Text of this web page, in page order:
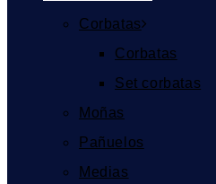
Corbatas
Corbatas
Set corbatas
Moñas
Pañuelos
Medias